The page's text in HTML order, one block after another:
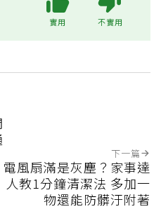
實用 不實用
下一篇
電風扇滿是灰塵？家事達
人教1分鐘清潔法 多加一
物還能防髒汙附著